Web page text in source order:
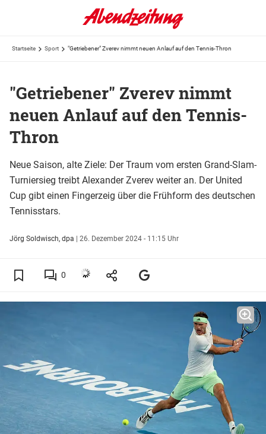
Startseite Sport "Getriebener" Zverev nimmt neuen Anlauf auf den Tennis-Thron
"Getriebener" Zverev nimmt
neuen Anlauf auf den Tennis-
Thron
Neue Saison, alte Ziele: Der Traum vom ersten Grand-Slam-
Turniersieg treibt Alexander Zverev weiter an. Der United
Cup gibt einen Fingerzeig über die Frühform des deutschen
Tennisstars.
Jörg Soldwisch, dpa | 26. Dezember 2024 - 11:15 Uhr
0